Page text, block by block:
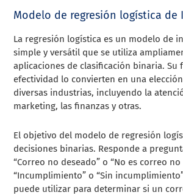
Modelo de regresión logística de
La regresión logística es un modelo de
simple y versátil que se utiliza
aplicaciones de clasificación binaria. Su
efectividad lo convierten en una
diversas industrias, incluyendo la
marketing, las finanzas y otras.
El objetivo del modelo de regresión
decisiones binarias. Responde a
“Correo no deseado” o “No es correo no
“Incumplimiento” o “Sin
puede utilizar para determinar si un